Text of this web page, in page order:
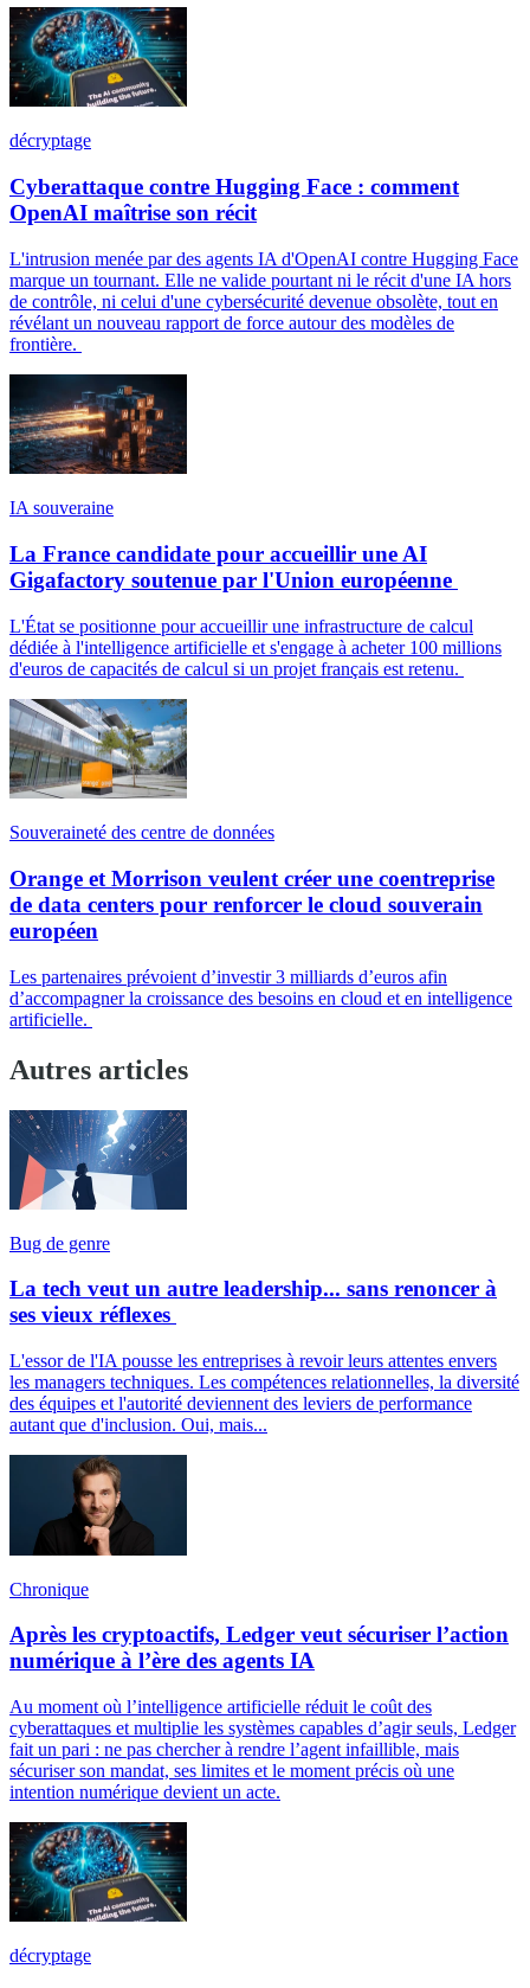
décryptage
Cyberattaque contre Hugging Face : comment
OpenAI maîtrise son récit
L'intrusion menée par des agents IA d'OpenAI contre Hugging Face
marque un tournant. Elle ne valide pourtant ni le récit d'une IA hors
de contrôle, ni celui d'une cybersécurité devenue obsolète, tout en
révélant un nouveau rapport de force autour des modèles de
frontière.
IA souveraine
La France candidate pour accueillir une AI
Gigafactory soutenue par l'Union européenne
L'État se positionne pour accueillir une infrastructure de calcul
dédiée à l'intelligence artificielle et s'engage à acheter 100 millions
d'euros de capacités de calcul si un projet français est retenu.
Souveraineté des centre de données
Orange et Morrison veulent créer une coentreprise
de data centers pour renforcer le cloud souverain
européen
Les partenaires prévoient d’investir 3 milliards d’euros afin
d’accompagner la croissance des besoins en cloud et en intelligence
artificielle.
Autres articles
Bug de genre
La tech veut un autre leadership... sans renoncer à
ses vieux réflexes
L'essor de l'IA pousse les entreprises à revoir leurs attentes envers
les managers techniques. Les compétences relationnelles, la diversité
des équipes et l'autorité deviennent des leviers de performance
autant que d'inclusion. Oui, mais...
Chronique
Après les cryptoactifs, Ledger veut sécuriser l’action
numérique à l’ère des agents IA
Au moment où l’intelligence artificielle réduit le coût des
cyberattaques et multiplie les systèmes capables d’agir seuls, Ledger
fait un pari : ne pas chercher à rendre l’agent infaillible, mais
sécuriser son mandat, ses limites et le moment précis où une
intention numérique devient un acte.
décryptage